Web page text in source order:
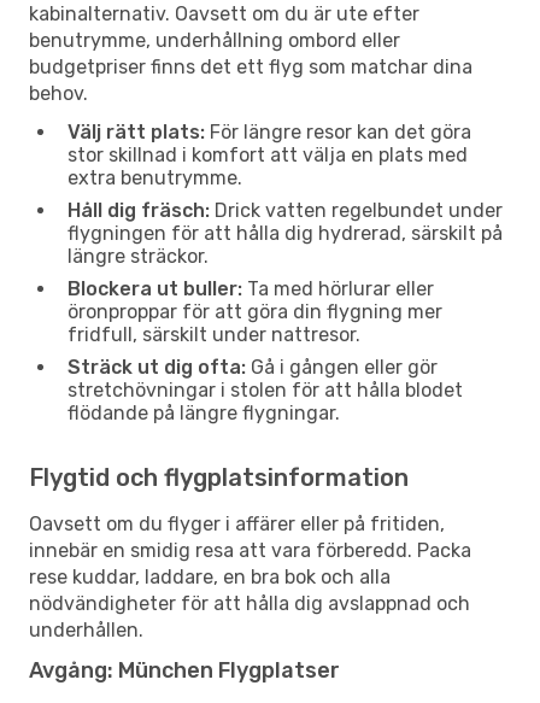
kabinalternativ. Oavsett om du är ute efter
benutrymme, underhållning ombord eller
budgetpriser finns det ett flyg som matchar dina
behov.
Välj rätt plats: För längre resor kan det göra
stor skillnad i komfort att välja en plats med
extra benutrymme.
Håll dig fräsch: Drick vatten regelbundet under
flygningen för att hålla dig hydrerad, särskilt på
längre sträckor.
Blockera ut buller: Ta med hörlurar eller
öronproppar för att göra din flygning mer
fridfull, särskilt under nattresor.
Sträck ut dig ofta: Gå i gången eller gör
stretchövningar i stolen för att hålla blodet
flödande på längre flygningar.
Flygtid och flygplatsinformation
Oavsett om du flyger i affärer eller på fritiden,
innebär en smidig resa att vara förberedd. Packa
rese kuddar, laddare, en bra bok och alla
nödvändigheter för att hålla dig avslappnad och
underhållen.
Avgång: München Flygplatser